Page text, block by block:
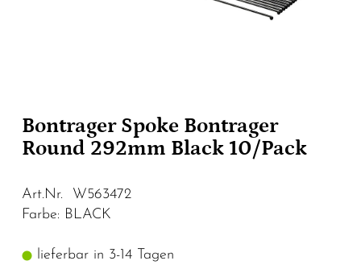
Bontrager Spoke Bontrager
Round 292mm Black 10/Pack
Art.Nr. W563472
Farbe: BLACK
lieferbar in 3-14 Tagen